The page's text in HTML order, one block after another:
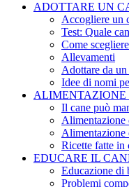
ADOTTARE UN
Accogliere un
Test: Quale
Come
Allevamenti
Adottare da
Idee di nomi
ALIMENTAZIONE
Il cane può
Alimentazione
Alimentazione
Ricette fatte in
EDUCARE IL
Educazione di
Problemi